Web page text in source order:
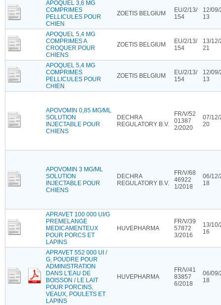
APOQUEL 3,6 MG
COMPRIMES
PELLICULES POUR
CHIEN
ZOETIS BELGIUM
EU/2/13/
154
12/09/
13
APOQUEL 5,4 MG
COMPRIMES A
CROQUER POUR
CHIENS
ZOETIS BELGIUM
EU/2/13/
154
13/12/
21
APOQUEL 5,4 MG
COMPRIMES
PELLICULES POUR
CHIEN
ZOETIS BELGIUM
EU/2/13/
154
12/09/
13
APOVOMIN 0,85 MG/ML
SOLUTION
INJECTABLE POUR
CHIENS
DECHRA
REGULATORY B.V.
FR/V/52
01387
2/2020
07/12/
20
APOVOMIN 3 MG/ML
SOLUTION
INJECTABLE POUR
CHIENS
DECHRA
REGULATORY B.V.
FR/V/68
46922
1/2018
06/12/
18
APRAVET 100 000 UI/G
PREMELANGE
MEDICAMENTEUX
POUR PORCS ET
LAPINS
HUVEPHARMA
FR/V/39
57872
3/2016
13/10/
16
APRAVET 552 000 UI /
G, POUDRE POUR
ADMINISTRATION
DANS L'EAU DE
BOISSON / LE LAIT
POUR PORCINS,
VEAUX, POULETS ET
LAPINS
HUVEPHARMA
FR/V/41
83857
6/2018
06/09/
18